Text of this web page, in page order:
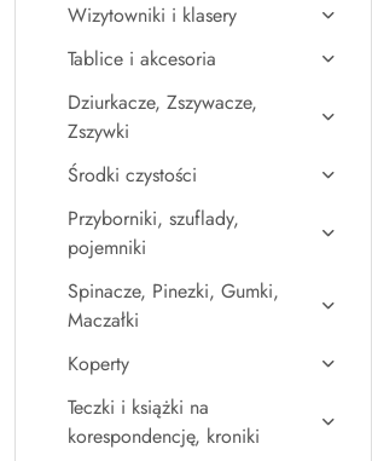
Wizytowniki i klasery
Tablice i akcesoria
Dziurkacze, Zszywacze,
Zszywki
Środki czystości
Przyborniki, szuflady,
pojemniki
Spinacze, Pinezki, Gumki,
Maczałki
Koperty
Teczki i książki na
korespondencję, kroniki